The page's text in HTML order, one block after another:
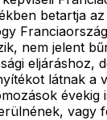
betartja
nem jelent
eljáráshoz,
látnak a
évekig
vagy